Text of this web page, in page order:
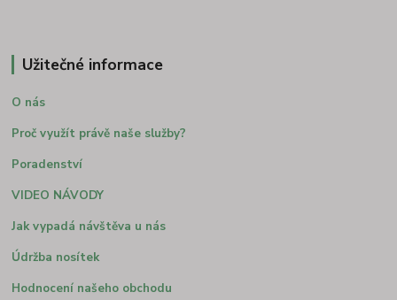
Užitečné informace
O nás
Proč využít právě naše služby?
Poradenství
VIDEO NÁVODY
Jak vypadá návštěva u nás
Údržba nosítek
Hodnocení našeho obchodu